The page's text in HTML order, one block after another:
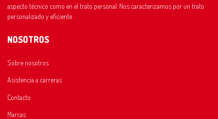
aspecto técnico como en el trato personal. Nos caracterizamos por un trato
personalizado y eficiente
NOSOTROS
Sobre nosotros
Asistencia a carreras
Contacto
Marcas